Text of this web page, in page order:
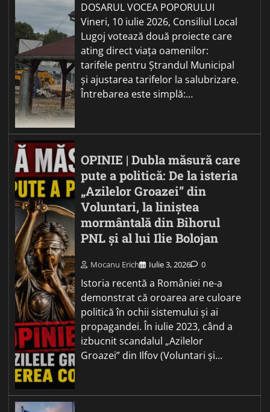
DOSARUL VOCEA POPORULUI
Vineri, 10 iulie 2026, Consiliul Local
Lugoj votează două proiecte care
ating direct viața oamenilor:
tarifele pentru Ștrandul Municipal
și ajustarea tarifelor la salubrizare.
Întrebarea este simplă:…
OPINIE | Dubla măsură care
pute a politică: De la isteria
„Azilelor Groazei” din
Voluntari, la liniștea
mormântală din Bihorul
PNL și al lui Ilie Bolojan
Mocanu Erich Iulie 3, 2026 0
Istoria recentă a României ne-a
demonstrat că oroarea are culoare
politică în ochii sistemului și ai
propagandei. În iulie 2023, când a
izbucnit scandalul „Azilelor
Groazei” din Ilfov (Voluntari și…